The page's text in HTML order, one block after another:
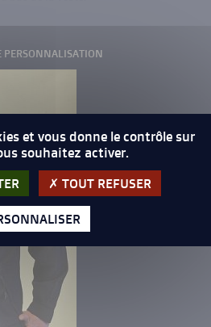
PERSONNALISATION
et vous donne le contrôle sur
souhaitez activer.
TOUT REFUSER